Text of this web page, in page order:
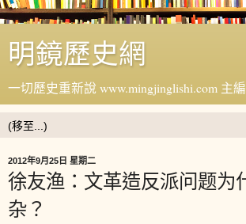
明鏡歷史網
一切歷史重新說 www.mingjinglishi.com 主
2012年9月25日 星期二
徐友渔：文革造反派问题为
杂？